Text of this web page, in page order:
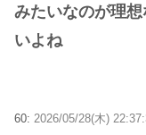
みたいなのが理
いよね
60: 2026/05/28(木)